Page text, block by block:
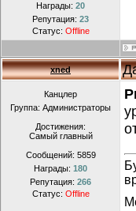
Награды: 20
Репутация: 23
Статус: Offline
xned
Канцлер
Группа: Администраторы
Достижения:
Самый главный
Сообщений: 5859
Награды: 180
Репутация: 266
Статус: Offline